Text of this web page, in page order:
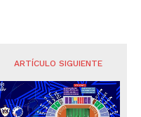
ARTÍCULO SIGUIENTE